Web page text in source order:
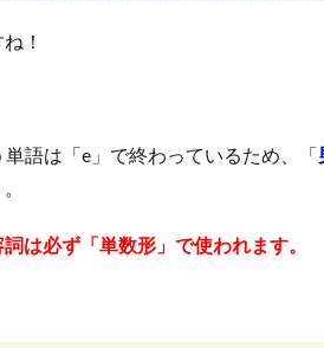
！
単語は「e」で終わっているため、「
は必ず「単数形」で使われます。